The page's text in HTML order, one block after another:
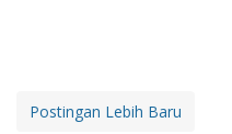
Postingan Lebih Baru